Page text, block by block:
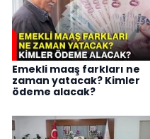
Emekli maaş farkları ne
zaman yatacak? Kimler
ödeme alacak?